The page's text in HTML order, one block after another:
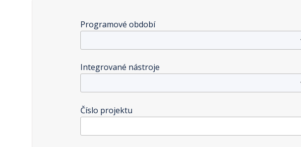
Programové období
Integrované nástroje
Číslo projektu